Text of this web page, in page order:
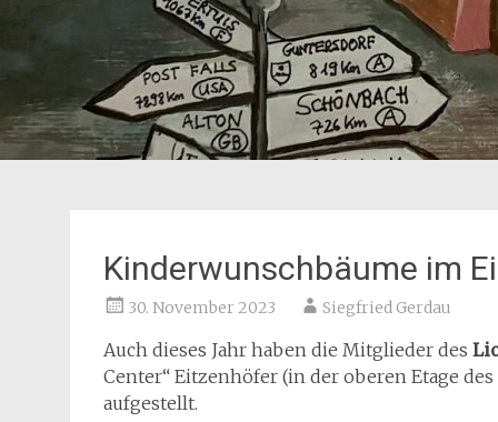
Kinderwunschbäume im
30. November 2023 Siegfried Gerdau
Auch dieses Jahr haben die Mitglieder des
Center“ Eitzenhöfer (in der oberen Etage
aufgestellt.